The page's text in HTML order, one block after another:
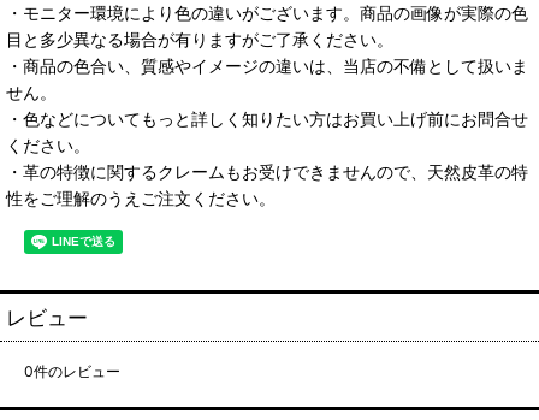
・モニター環境により色の違いがございます。商品の画像が実際の色
目と多少異なる場合が有りますがご了承ください。
・商品の色合い、質感やイメージの違いは、当店の不備として扱いま
せん。
・色などについてもっと詳しく知りたい方はお買い上げ前にお問合せ
ください。
・革の特徴に関するクレームもお受けできませんので、天然皮革の特
性をご理解のうえご注文ください。
レビュー
0件のレビュー